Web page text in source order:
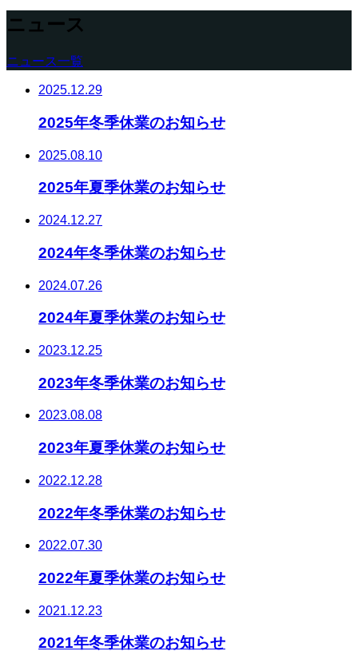
ニュース
ニュース一覧
2025.12.29
2025年冬季休業のお知らせ
2025.08.10
2025年夏季休業のお知らせ
2024.12.27
2024年冬季休業のお知らせ
2024.07.26
2024年夏季休業のお知らせ
2023.12.25
2023年冬季休業のお知らせ
2023.08.08
2023年夏季休業のお知らせ
2022.12.28
2022年冬季休業のお知らせ
2022.07.30
2022年夏季休業のお知らせ
2021.12.23
2021年冬季休業のお知らせ